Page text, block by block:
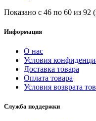
Показано с 46 по 60 из 92
Информация
О нас
Условия
Доставка товара
Оплата товара
Условия возврата
Служба поддержки